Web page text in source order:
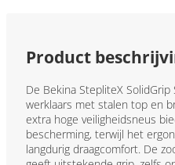
Product
De Bekina StepliteX
werklaars met stalen top en
extra hoge veiligheidsneus
bescherming, terwijl het
langdurig draagcomfort. De